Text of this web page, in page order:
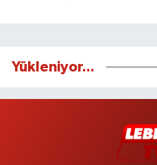
Yükleniyor...